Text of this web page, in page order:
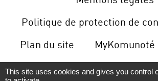
Politique de protection de
Plan du site
MyKomunoté
Gérer le cookies
This site uses cookies and gives you control